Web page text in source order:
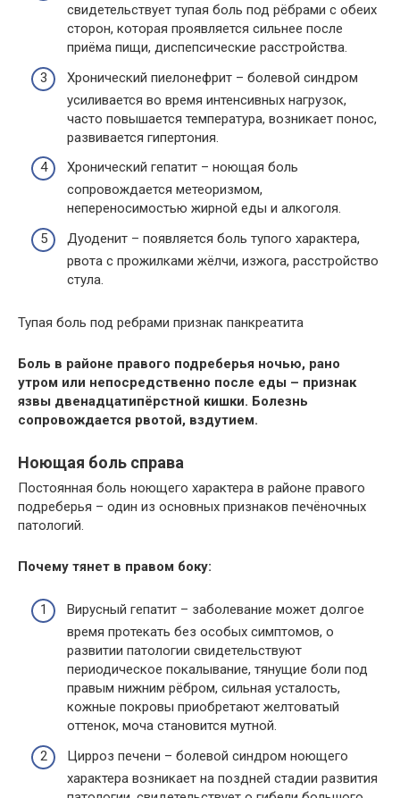
свидетельствует тупая боль под рёбрами с обеих
сторон, которая проявляется сильнее после
приёма пищи, диспепсические расстройства.
Хронический пиелонефрит – болевой синдром
усиливается во время интенсивных нагрузок,
часто повышается температура, возникает понос,
развивается гипертония.
Хронический гепатит – ноющая боль
сопровождается метеоризмом,
непереносимостью жирной еды и алкоголя.
Дуоденит – появляется боль тупого характера,
рвота с прожилками жёлчи, изжога, расстройство
стула.
Тупая боль под ребрами признак панкреатита
Боль в районе правого подреберья ночью, рано
утром или непосредственно после еды – признак
язвы двенадцатипёрстной кишки. Болезнь
сопровождается рвотой, вздутием.
Ноющая боль справа
Постоянная боль ноющего характера в районе правого
подреберья – один из основных признаков печёночных
патологий.
Почему тянет в правом боку:
Вирусный гепатит – заболевание может долгое
время протекать без особых симптомов, о
развитии патологии свидетельствуют
периодическое покалывание, тянущие боли под
правым нижним рёбром, сильная усталость,
кожные покровы приобретают желтоватый
оттенок, моча становится мутной.
Цирроз печени – болевой синдром ноющего
характера возникает на поздней стадии развития